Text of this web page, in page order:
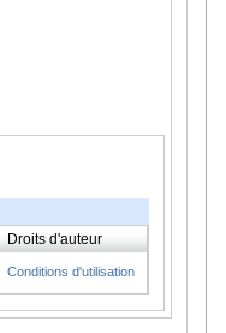
Droits d'auteur
Conditions d'utilisation